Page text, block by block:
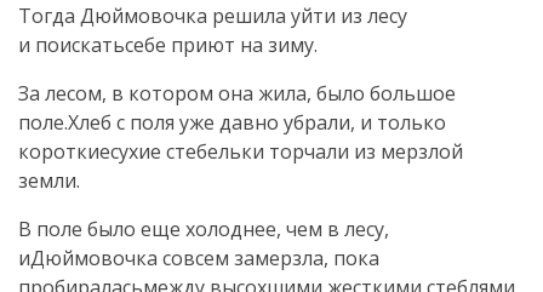
Тогда Дюймовочка решила уйти из лесу
и поискатьсебе приют на зиму.
За лесом, в котором она жила, было большое
поле.Хлеб с поля уже давно убрали, и только
короткиесухие стебельки торчали из мерзлой
земли.
В поле было еще холоднее, чем в лесу,
иДюймовочка совсем замерзла, пока